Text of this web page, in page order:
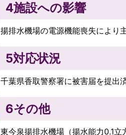
4施設への影響
揚排水機場の電源機能喪失により
5対応状況
千葉県香取警察署に被害届を提出
6その他
東今泉揚排水機場（揚水能力0.1立